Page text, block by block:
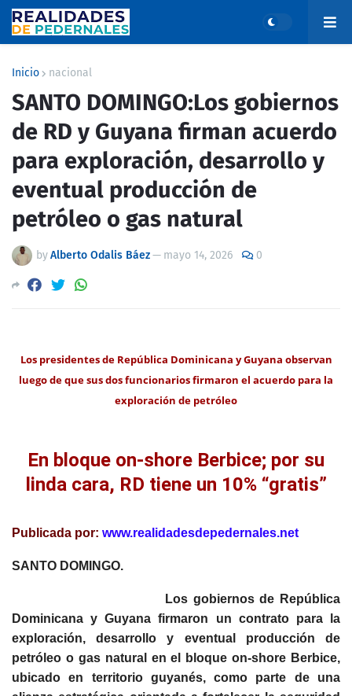
Inicio nacional
SANTO DOMINGO:Los gobiernos
de RD y Guyana firman acuerdo
para exploración, desarrollo y
eventual producción de
petróleo o gas natural
byAlberto Odalis Báez— mayo 14, 2026 0
Los presidentes de República Dominicana y Guyana observan
luego de que sus dos funcionarios firmaron el acuerdo para la
exploración de petróleo
En bloque on-shore Berbice; por su
linda cara, RD tiene un 10% “gratis”
Publicada por: www.realidadesdepedernales.net
SANTO DOMINGO.
Los gobiernos de República
Dominicana y Guyana firmaron un contrato para la
exploración, desarrollo y eventual producción de
petróleo o gas natural en el bloque on-shore Berbice,
ubicado en territorio guyanés, como parte de una